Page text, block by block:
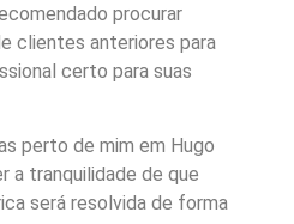
procurar
clientes anteriores para
certo para suas
perto de mim em Hugo
a tranquilidade de que
será resolvida de forma